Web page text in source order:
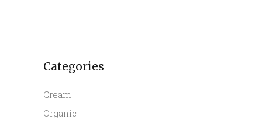
Categories
Cream
Organic